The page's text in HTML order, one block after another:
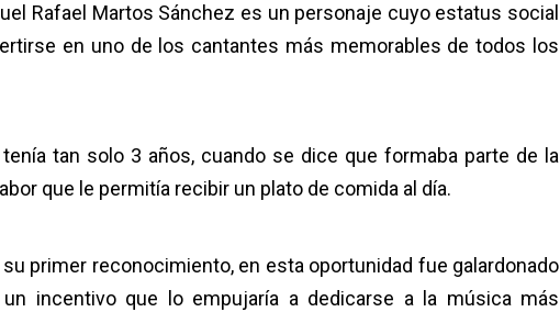
Rafael Martos Sánchez es un personaje cuyo estatus social
en uno de los cantantes más memorables de todos los
tan solo 3 años, cuando se dice que formaba parte de la
que le permitía recibir un plato de comida al día.
primer reconocimiento, en esta oportunidad fue galardonado
incentivo que lo empujaría a dedicarse a la música más